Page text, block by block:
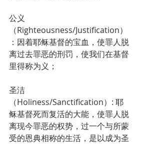
公义
（Righteousness/Justification）
：因着耶稣基督的宝血，使罪人脱
离过去罪恶的刑罚，使我们在基督
里得称为义；
圣洁
（Holiness/Sanctification）: 耶
稣基督死而复活的大能，使罪人脱
离现今罪恶的权势，过一个与所蒙
受的恩典相称的生活，是以成为圣